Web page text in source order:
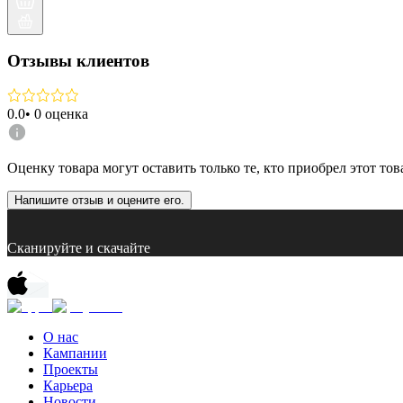
Отзывы клиентов
0.0• 0 оценка
Оценку товара могут оставить только те, кто приобрел этот
Напишите отзыв и оцените его.
Сканируйте и скачайте
О нас
Кампании
Проекты
Карьера